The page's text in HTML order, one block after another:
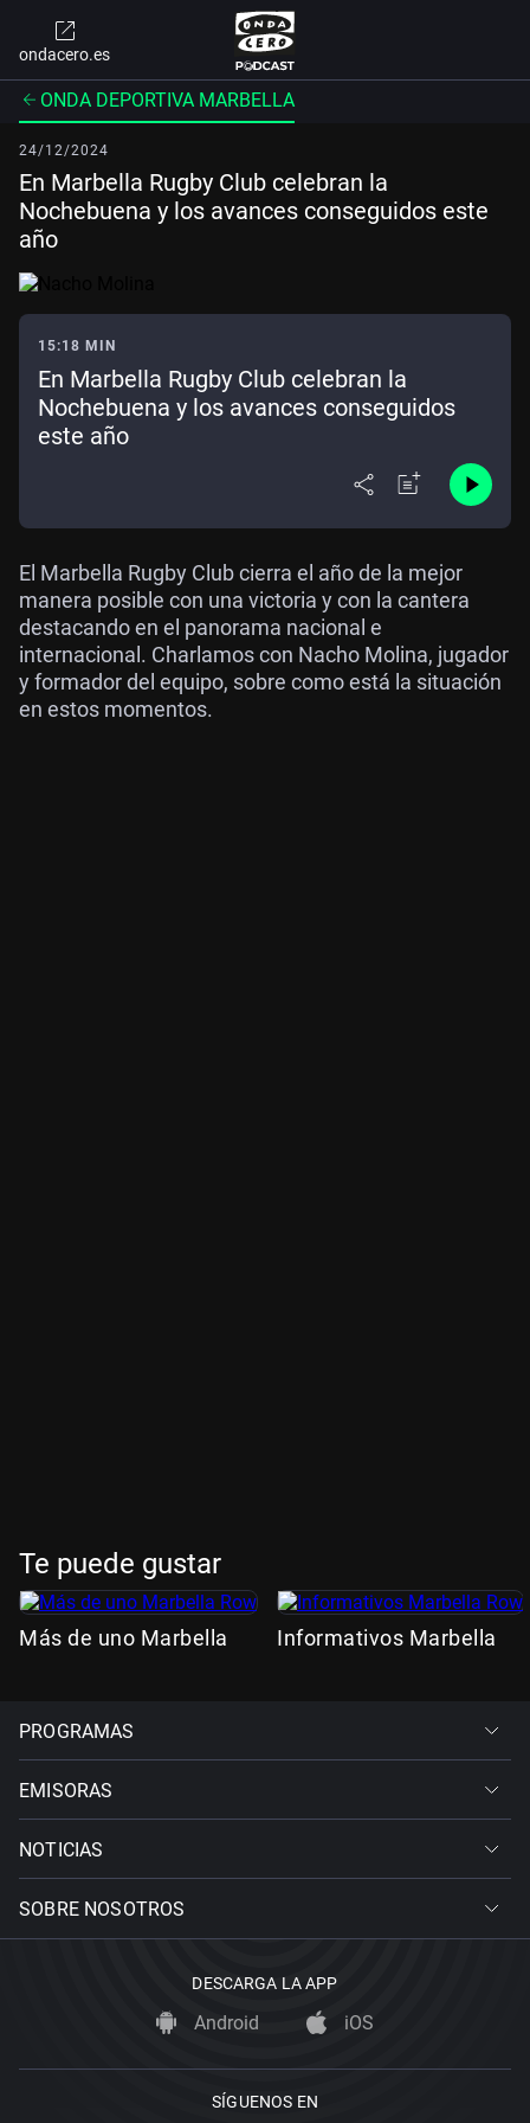
ondacero.es
ONDA DEPORTIVA MARBELLA
24/12/2024
En Marbella Rugby Club celebran la
Nochebuena y los avances conseguidos este
año
15:18 MIN
En Marbella Rugby Club celebran la
Nochebuena y los avances conseguidos
este año
El Marbella Rugby Club cierra el año de la mejor
manera posible con una victoria y con la cantera
destacando en el panorama nacional e
internacional. Charlamos con Nacho Molina, jugador
y formador del equipo, sobre como está la situación
en estos momentos.
Te puede gustar
Más de uno Marbella Informativos Marbella
PROGRAMAS
EMISORAS
NOTICIAS
SOBRE NOSOTROS
DESCARGA LA APP
Android iOS
SÍGUENOS EN